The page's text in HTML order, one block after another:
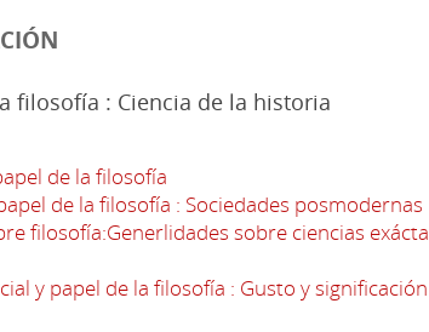
filosofía : Ciencia de la historia
de la filosofía
de la filosofía : Sociedades posmodernas
filosofía:Generlidades sobre ciencias
y papel de la filosofía : Gusto y